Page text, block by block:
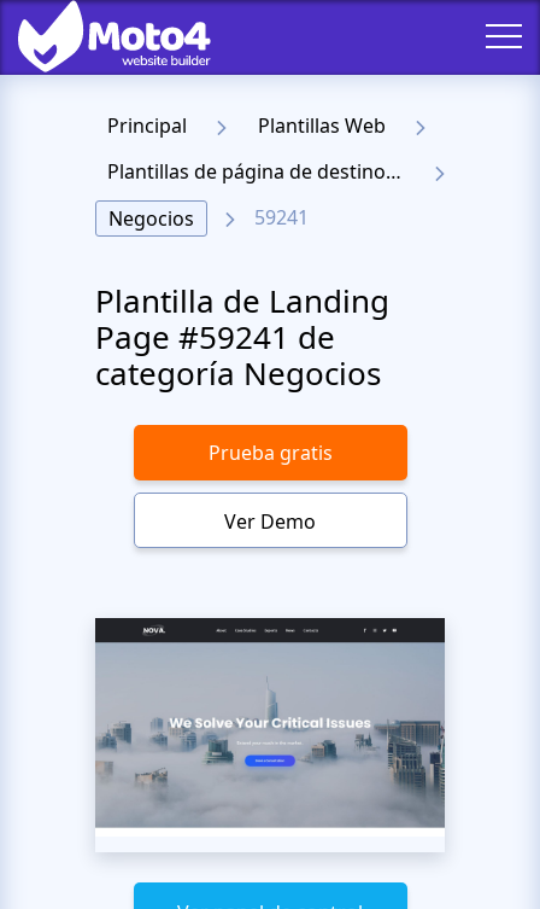
Principal
Plantillas Web
Plantillas de página de destino receptiva
Negocios
59241
Plantilla de Landing
Page #59241 de
categoría Negocios
Prueba gratis
Ver Demo